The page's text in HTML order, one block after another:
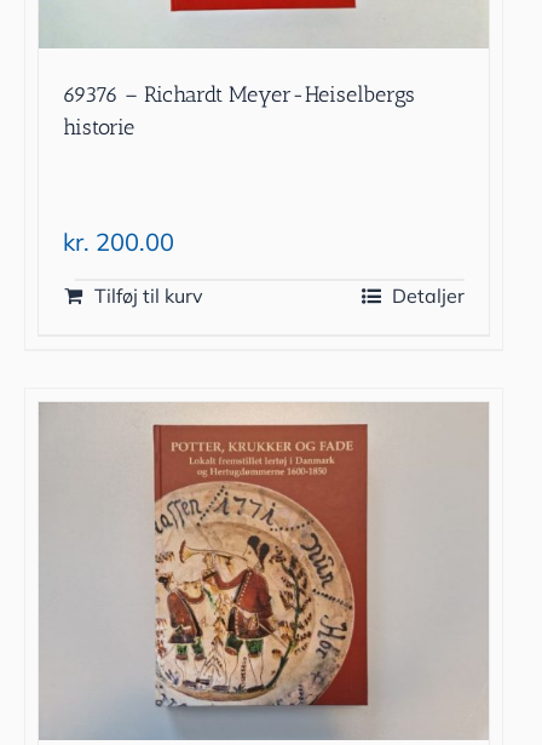
69376 – Richardt Meyer-Heiselbergs
historie
kr. 200.00
Tilføj til kurv Detaljer